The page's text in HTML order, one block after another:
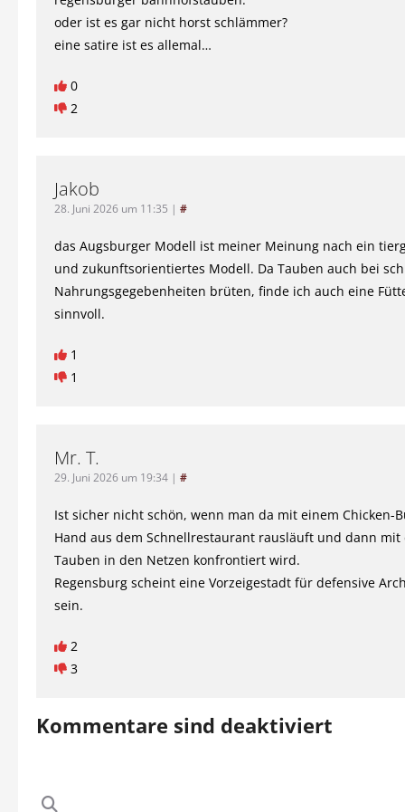
oder ist es gar nicht horst schlämmer?
eine satire ist es allemal…
0
2
Jakob
28. Juni 2026 um 11:35 | #
das Augsburger Modell ist meiner Meinung nach ein
und zukunftsorientiertes Modell. Da Tauben auch bei
Nahrungsgegebenheiten brüten, finde ich auch eine
sinnvoll.
1
1
Mr. T.
29. Juni 2026 um 19:34 | #
Ist sicher nicht schön, wenn man da mit einem Chicken-
Hand aus dem Schnellrestaurant rausläuft und dann mit
Tauben in den Netzen konfrontiert wird.
Regensburg scheint eine Vorzeigestadt für defensive
sein.
2
3
Kommentare sind deaktiviert